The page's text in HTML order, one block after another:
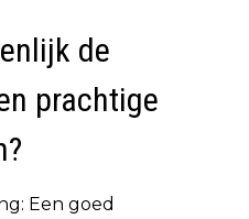
de
prachtige
Een goed